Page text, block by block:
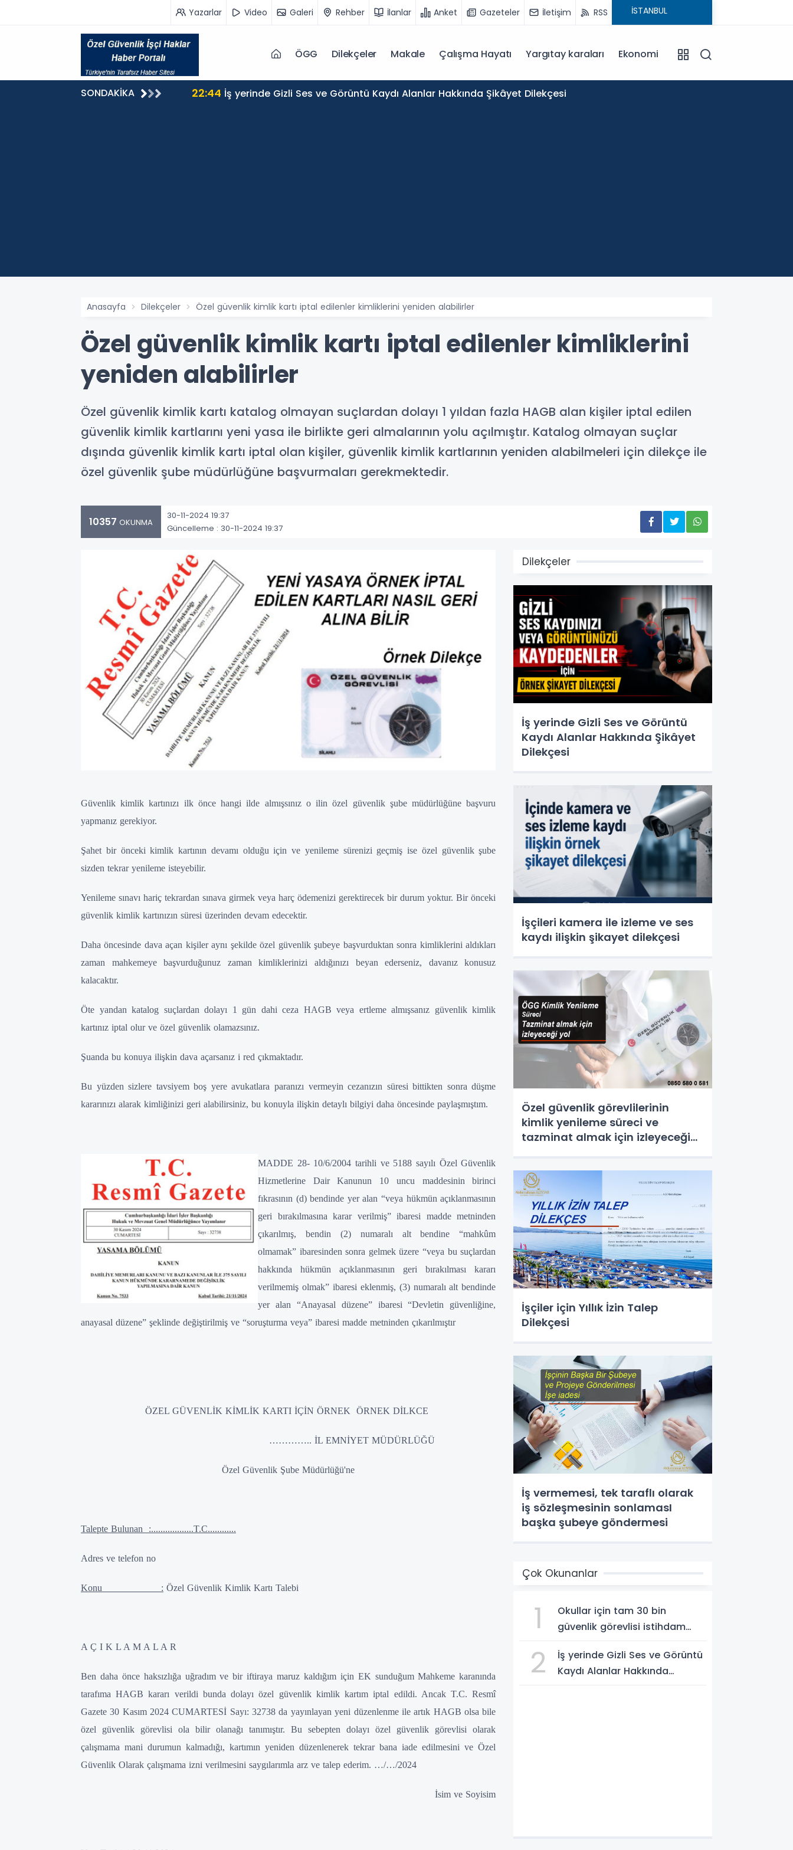
Yazarlar Video Galeri Rehber İlanlar Anket Gazeteler İletişim RSS
ÖGG Dilekçeler Makale Çalışma Hayatı Yargıtay karaları Ekonomi
SONDAKİKA 22:44 İş yerinde Gizli Ses ve Görüntü Kaydı Alanlar Hakkında Şikâyet Dilekçesi
Anasayfa Dilekçeler Özel güvenlik kimlik kartı iptal edilenler kimliklerini yeniden alabilirler
Özel güvenlik kimlik kartı iptal edilenler kimliklerini
yeniden alabilirler
Özel güvenlik kimlik kartı katalog olmayan suçlardan dolayı 1 yıldan fazla HAGB alan kişiler iptal edilen
güvenlik kimlik kartlarını yeni yasa ile birlikte geri almalarının yolu açılmıştır. Katalog olmayan suçlar
dışında güvenlik kimlik kartı iptal olan kişiler, güvenlik kimlik kartlarının yeniden alabilmeleri için dilekçe ile
özel güvenlik şube müdürlüğüne başvurmaları gerekmektedir.
10357 OKUNMA
30-11-2024 19:37
Güncelleme : 30-11-2024 19:37
Güvenlik kimlik kartınızı ilk önce hangi ilde almışsınız o ilin özel güvenlik şube müdürlüğüne başvuru
yapmanız gerekiyor.
Şahet bir önceki kimlik kartının devamı olduğu için ve yenileme sürenizi geçmiş ise özel güvenlik şube
sizden tekrar yenileme isteyebilir.
Yenileme sınavı hariç tekrardan sınava girmek veya harç ödemenizi gerektirecek bir durum yoktur. Bir önceki
güvenlik kimlik kartınızın süresi üzerinden devam edecektir.
Daha öncesinde dava açan kişiler aynı şekilde özel güvenlik şubeye başvurduktan sonra kimliklerini aldıkları
zaman mahkemeye başvurduğunuz zaman kimliklerinizi aldığınızı beyan ederseniz, davanız konusuz
kalacaktır.
Öte yandan katalog suçlardan dolayı 1 gün dahi ceza HAGB veya ertleme almışsanız güvenlik kimlik
kartınız iptal olur ve özel güvenlik olamazsınız.
Şuanda bu konuya ilişkin dava açarsanız i red çıkmaktadır.
Bu yüzden sizlere tavsiyem boş yere avukatlara paranızı vermeyin cezanızın süresi bittikten sonra düşme
kararınızı alarak kimliğinizi geri alabilirsiniz, bu konuyla ilişkin detaylı bilgiyi daha öncesinde paylaşmıştım.
MADDE 28- 10/6/2004 tarihli ve 5188 sayılı Özel Güvenlik
Hizmetlerine Dair Kanunun 10 uncu maddesinin birinci
fıkrasının (d) bendinde yer alan “veya hükmün açıklanmasının
geri bırakılmasına karar verilmiş” ibaresi madde metninden
çıkarılmış, bendin (2) numaralı alt bendine “mahkûm
olmamak” ibaresinden sonra gelmek üzere “veya bu suçlardan
hakkında hükmün açıklanmasının geri bırakılması kararı
verilmemiş olmak” ibaresi eklenmiş, (3) numaralı alt bendinde
yer alan “Anayasal düzene” ibaresi “Devletin güvenliğine,
anayasal düzene” şeklinde değiştirilmiş ve “soruşturma veya” ibaresi madde metninden çıkarılmıştır
ÖZEL GÜVENLİK KİMLİK KARTI İÇİN ÖRNEK ÖRNEK DİLKCE
………….. İL EMNİYET MÜDÜRLÜĞÜ
Özel Güvenlik Şube Müdürlüğü'ne
Talepte Bulunan :..................T.C............
Adres ve telefon no
Konu : Özel Güvenlik Kimlik Kartı Talebi
A Ç I K L A M A L A R
Ben daha önce haksızlığa uğradım ve bir iftiraya maruz kaldığım için EK sunduğum Mahkeme karanında
tarafıma HAGB kararı verildi bunda dolayı özel güvenlik kimlik kartım iptal edildi. Ancak T.C. Resmî
Gazete 30 Kasım 2024 CUMARTESİ Sayı: 32738 da yayınlayan yeni düzenlenme ile artık HAGB olsa bile
özel güvenlik görevlisi ola bilir olanağı tanımıştır. Bu sebepten dolayı özel güvenlik görevlisi olarak
çalışmama mani durumun kalmadığı, kartımın yeniden düzenlenerek tekrar bana iade edilmesini ve Özel
Güvenlik Olarak çalışmama izni verilmesini saygılarımla arz ve talep ederim. …/…/2024
İsim ve Soyisim
Dilekçeler
İş yerinde Gizli Ses ve Görüntü
Kaydı Alanlar Hakkında Şikâyet
Dilekçesi
İşçileri kamera ile izleme ve ses
kaydı ilişkin şikayet dilekçesi
Özel güvenlik görevlilerinin
kimlik yenileme süreci ve
tazminat almak için izleyeceği
İşçiler için Yıllık İzin Talep
Dilekçesi
İş vermemesi, tek taraflı olarak
iş sözleşmesinin sonlamasI
başka şubeye göndermesi
Çok Okunanlar
1
Okullar için tam 30 bin
güvenlik görevlisi istihdam
2
İş yerinde Gizli Ses ve Görüntü
Kaydı Alanlar Hakkında